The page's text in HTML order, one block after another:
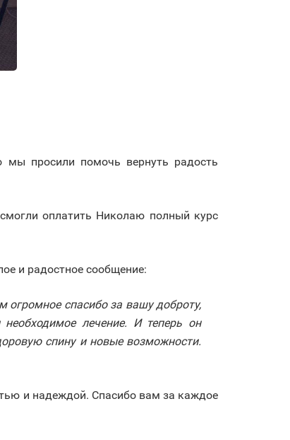
мы просили помочь вернуть радость
оплатить Николаю полный курс
и радостное сообщение:
огромное спасибо за вашу доброту,
лечение. И теперь он
спину и новые возможности.
и надеждой. Спасибо вам за каждое